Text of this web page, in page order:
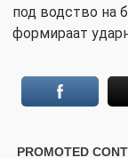
под водство на
формираат